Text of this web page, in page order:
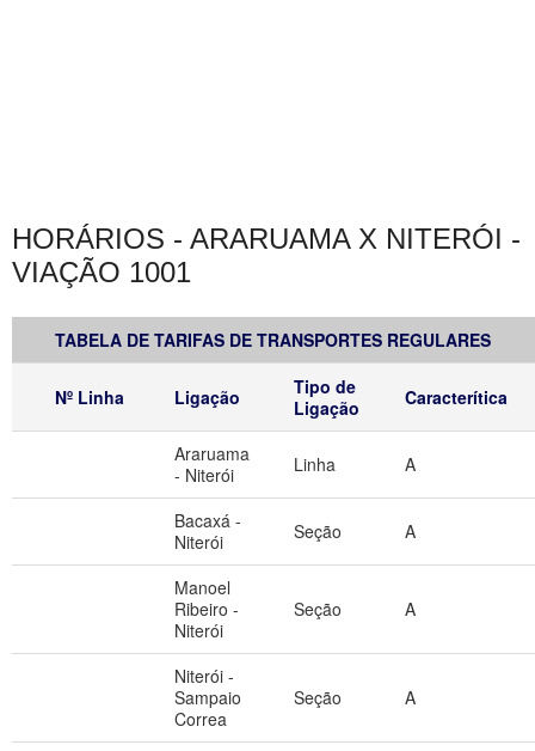
HORÁRIOS - ARARUAMA X NITERÓI -
VIAÇÃO 1001
TABELA DE TARIFAS DE TRANSPORTES REGULARES
Nº Linha Ligação
Tipo de
Ligação
Caracterítica
Araruama
- Niterói
Linha A
Bacaxá -
Niterói
Seção A
Manoel
Ribeiro -
Niterói
Seção A
Niterói -
Sampaio
Correa
Seção A